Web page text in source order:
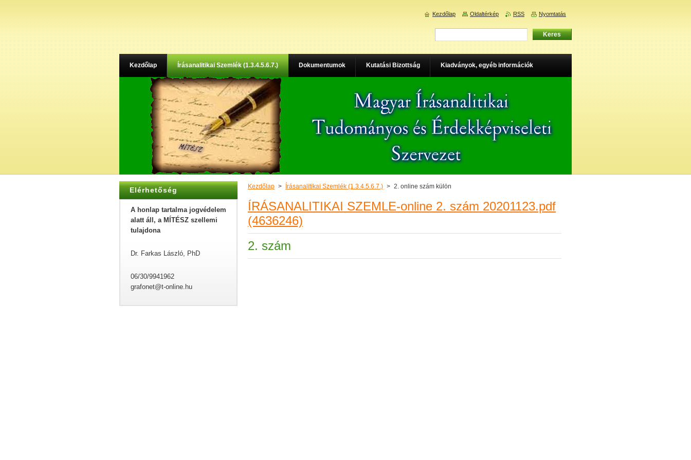
Kezdőlap > Írásanalitikai Szemlék (1.3.4.5.6.7.) > 2. online szám külön
ÍRÁSANALITIKAI SZEMLE-online 2. szám 20201123.pdf
(4636246)
2. szám
Elérhetőség
A honlap tartalma jogvédelem
alatt áll, a MÍTÉSZ szellemi
tulajdona
Dr. Farkas László, PhD
06/30/9941962
grafonet@t-online.hu
Kezdőlap Írásanalitikai Szemlék (1.3.4.5.6.7.) Dokumentumok Kutatási Bizottság Kiadványok, egyéb információk
Kezdőlap Oldaltérkép RSS Nyomtatás